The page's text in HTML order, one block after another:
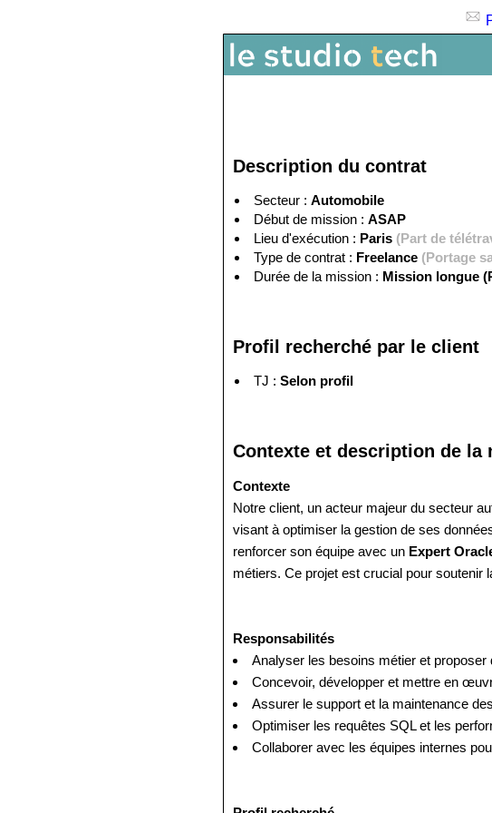
Description du contrat
Secteur : Automobile
Début de mission : ASAP
Lieu d'exécution : Paris (Part de
Type de contrat : Freelance (Portage
Durée de la mission : Mission longue
Profil recherché par le client
TJ : Selon profil
Contexte et description de la
Contexte
Notre client, un acteur majeur du secteur
visant à optimiser la gestion de ses
renforcer son équipe avec un Expert
métiers. Ce projet est crucial pour soutenir
Responsabilités
Analyser les besoins métier et
Concevoir, développer et mettre en
Assurer le support et la maintenance
Optimiser les requêtes SQL et les
Collaborer avec les équipes internes